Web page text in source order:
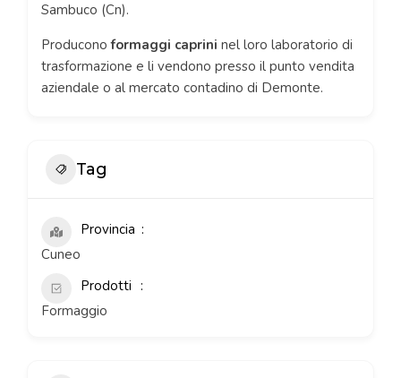
Sambuco (Cn).
Producono formaggi caprini nel loro laboratorio di
trasformazione e li vendono presso il punto vendita
aziendale o al mercato contadino di Demonte.
Tag
Provincia
Cuneo
Prodotti
Formaggio